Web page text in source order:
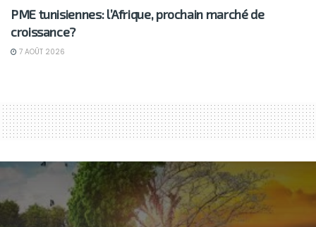
PME tunisiennes: l’Afrique, prochain marché de
croissance?
7 AOÛT 2026